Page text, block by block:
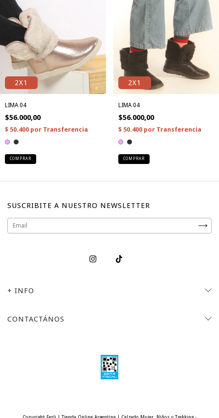
2X1
LIMA 04
$56.000,00
COMPRAR
2X1
LIMA 04
$56.000,00
COMPRAR
SUSCRIBITE A NUESTRO NEWSLETTER
+ INFO
CONTACTÁNOS